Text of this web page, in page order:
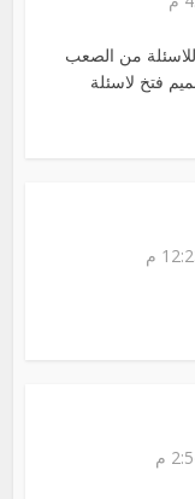
من الصعب
فتخ لاسئلة